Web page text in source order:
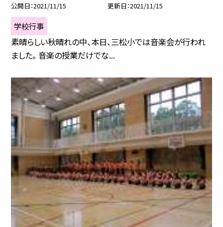
公開日 2021/11/15 更新日 2021/11/15
学校行事
素晴らしい秋晴れの中、本日、三松小では音楽会が行われ
ました。 音楽の授業だけでな...